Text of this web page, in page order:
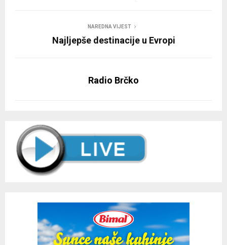
NAREDNA VIJEST
Najljepše destinacije u Evropi
Radio Brčko